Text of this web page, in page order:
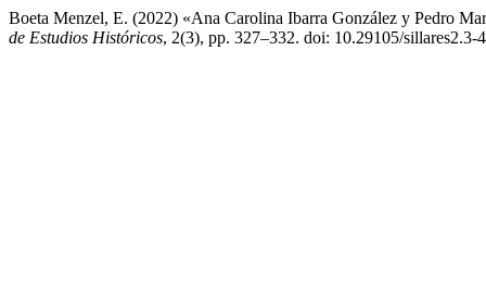
Boeta Menzel, E. (2022) «Ana Carolina Ibarra González y Pedro
de Estudios Históricos, 2(3), pp. 327–332. doi: 10.29105/sillares2.3-